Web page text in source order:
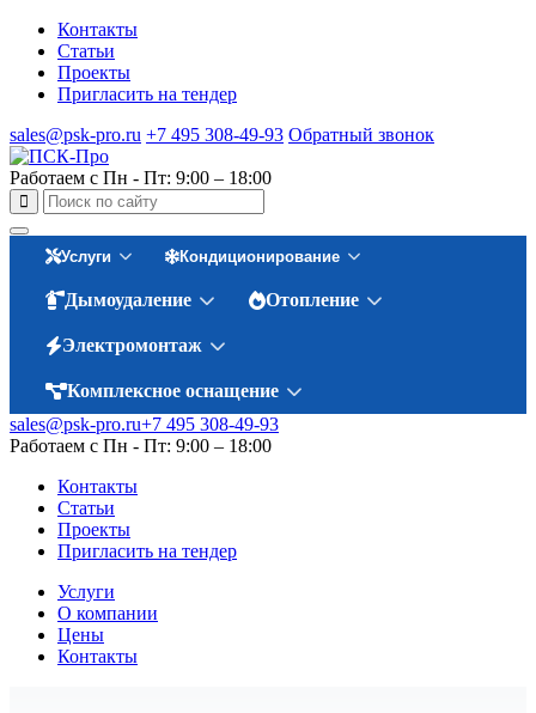
Контакты
Статьи
Проекты
Пригласить на тендер
sales@psk-pro.ru +7 495 308-49-93 Обратный звонок
Работаем с Пн - Пт: 9:00 – 18:00
Услуги Кондиционирование
Дымоудаление Отопление
Электромонтаж
Комплексное оснащение
sales@psk-pro.ru+7 495 308-49-93
Работаем с Пн - Пт: 9:00 – 18:00
Контакты
Статьи
Проекты
Пригласить на тендер
Услуги
О компании
Цены
Контакты